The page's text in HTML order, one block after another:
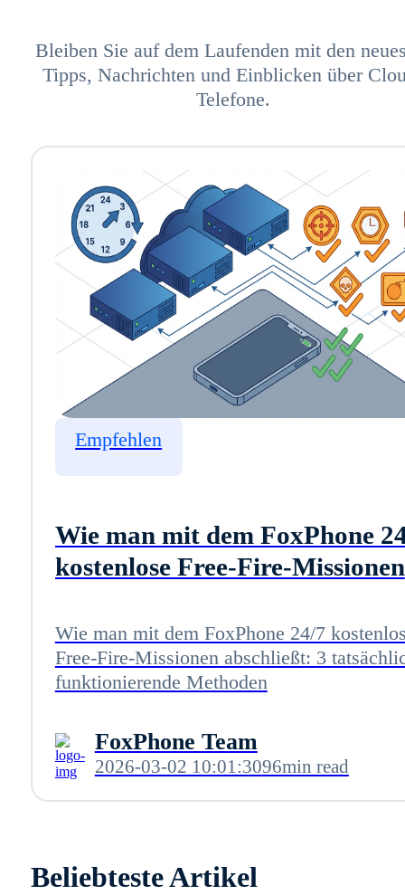
Bleiben Sie auf dem Laufenden mit den
Tipps, Nachrichten und Einblicken über
Telefone.
Empfehlen
Wie man mit dem FoxPhone
kostenlose Free-Fire-Missionen
funktionierende Methoden
Wie man mit dem FoxPhone 24/7
Free-Fire-Missionen abschließt: 3
funktionierende Methoden
FoxPhone Team
2026-03-02 10:01:3096min read
Beliebteste Artikel